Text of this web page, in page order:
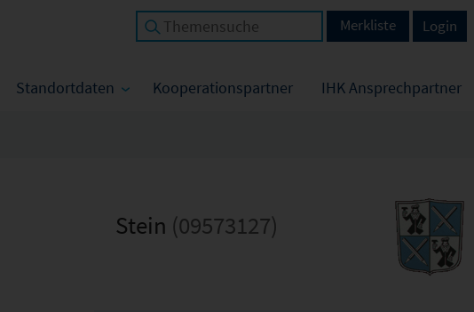
Standortdaten Kooperationspartner IHK Ansprechpartner
Login
Merkliste
Stein (09573127)